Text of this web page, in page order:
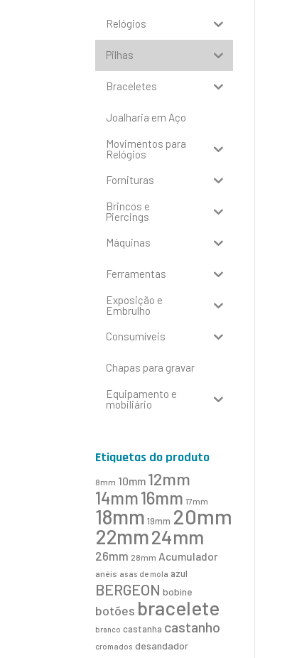
Relógios
Pilhas
Braceletes
Joalharia em Aço
Movimentos para
Relógios
Fornituras
Brincos e
Piercings
Máquinas
Ferramentas
Exposição e
Embrulho
Consumíveis
Chapas para gravar
Equipamento e
mobiliário
Etiquetas do produto
8mm 10mm 12mm
14mm16mm 17mm
18mm 19mm 20mm
22mm24mm
26mm 28mm Acumulador
anéis asas de mola azul
BERGEON bobine
botões bracelete
branco castanha castanho
cromados desandador